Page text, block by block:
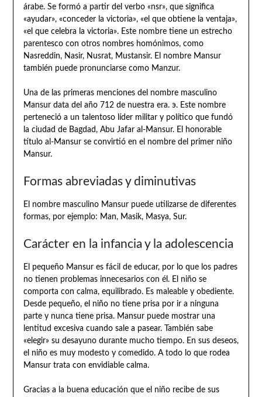
árabe. Se formó a partir del verbo «nsr», que significa
«ayudar», «conceder la victoria», «el que obtiene la ventaja»,
«el que celebra la victoria». Este nombre tiene un estrecho
parentesco con otros nombres homónimos, como
Nasreddin, Nasir, Nusrat, Mustansir. El nombre Mansur
también puede pronunciarse como Manzur.
Una de las primeras menciones del nombre masculino
Mansur data del año 712 de nuestra era. э. Este nombre
perteneció a un talentoso líder militar y político que fundó
la ciudad de Bagdad, Abu Jafar al-Mansur. El honorable
título al-Mansur se convirtió en el nombre del primer niño
Mansur.
Formas abreviadas y diminutivas
El nombre masculino Mansur puede utilizarse de diferentes
formas, por ejemplo: Man, Masik, Masya, Sur.
Carácter en la infancia y la adolescencia
El pequeño Mansur es fácil de educar, por lo que los padres
no tienen problemas innecesarios con él. El niño se
comporta con calma, equilibrado. Es maleable y obediente.
Desde pequeño, el niño no tiene prisa por ir a ninguna
parte y nunca tiene prisa. Mansur puede mostrar una
lentitud excesiva cuando sale a pasear. También sabe
«elegir» su desayuno durante mucho tiempo. En sus deseos,
el niño es muy modesto y comedido. A todo lo que rodea
Mansur trata con envidiable calma.
Gracias a la buena educación que el niño recibe de sus